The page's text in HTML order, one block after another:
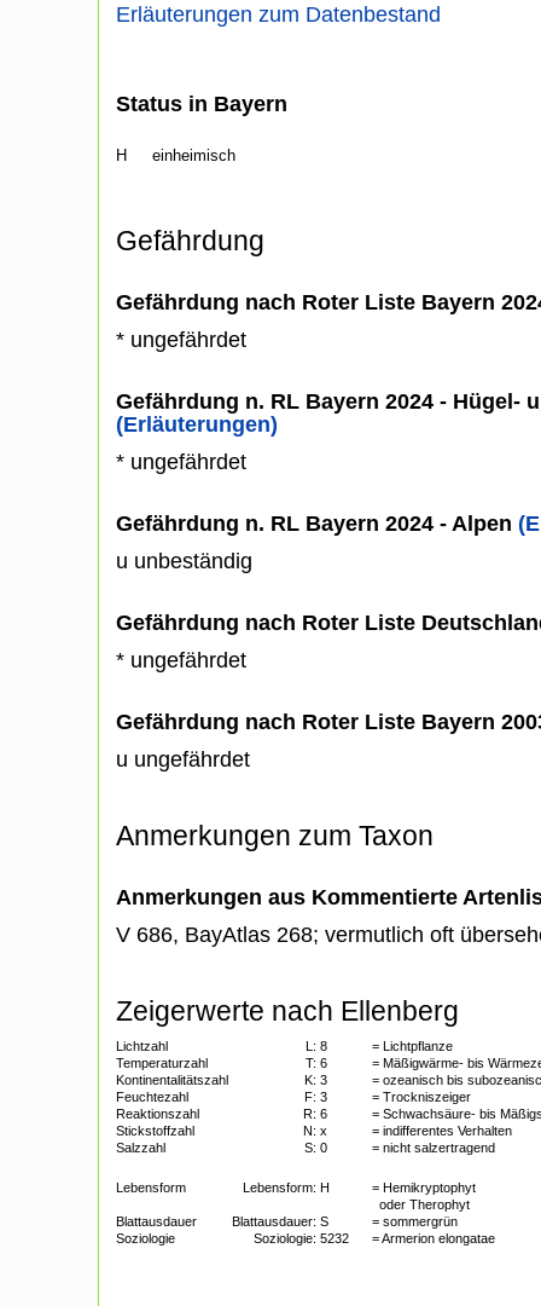
Erläuterungen zum Datenbestand
Status in Bayern
H einheimisch
Gefährdung
Gefährdung nach Roter Liste Bayern
* ungefährdet
Gefährdung n. RL Bayern 2024 - Hügel-
(Erläuterungen)
* ungefährdet
Gefährdung n. RL Bayern 2024 - Alpen
u unbeständig
Gefährdung nach Roter Liste
* ungefährdet
Gefährdung nach Roter Liste Bayern
u ungefährdet
Anmerkungen zum Taxon
Anmerkungen aus Kommentierte
V 686, BayAtlas 268; vermutlich oft
Zeigerwerte nach Ellenberg
Lichtzahl L: 8
= Lichtpflanze
Temperaturzahl
T: 6
= Mäßigwärme- bis
Kontinentalitätszahl
K: 3
= ozeanisch bis
Feuchtezahl
F: 3
= Trockniszeiger
Reaktionszahl
R: 6
= Schwachsäure- bis
Stickstoffzahl
N: x
= indifferentes Verhalten
Salzzahl
S: 0 = nicht salzertragend
Lebensform Lebensform: H
= Hemikryptophyt
oder Therophyt
Blattausdauer
Blattausdauer: S
= sommergrün
Soziologie
Soziologie: 5232 = Armerion elongatae